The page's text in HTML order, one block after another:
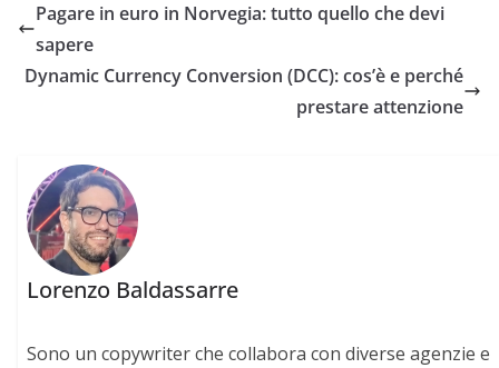
Pagare in euro in Norvegia: tutto quello che devi
sapere
Dynamic Currency Conversion (DCC): cos’è e perché
prestare attenzione
Lorenzo Baldassarre
Sono un copywriter che collabora con diverse agenzie e